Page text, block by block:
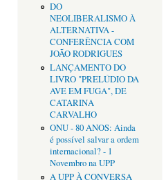
DO
NEOLIBERALISMO À
ALTERNATIVA -
CONFERÊNCIA COM
JOÃO RODRIGUES
LANÇAMENTO DO
LIVRO "PRELÚDIO DA
AVE EM FUGA", DE
CATARINA
CARVALHO
ONU - 80 ANOS: Ainda
é possível salvar a ordem
internacional? - 1
Novembro na UPP
A UPP À CONVERSA